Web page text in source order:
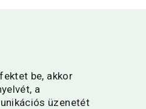
be, akkor
a
üzenetét